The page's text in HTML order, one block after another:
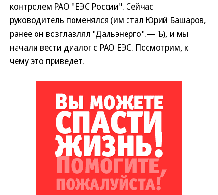
контролем РАО "ЕЭС России". Сейчас
руководитель поменялся (им стал Юрий Башаров,
ранее он возглавлял "Дальэнерго".— Ъ), и мы
начали вести диалог с РАО ЕЭС. Посмотрим, к
чему это приведет.